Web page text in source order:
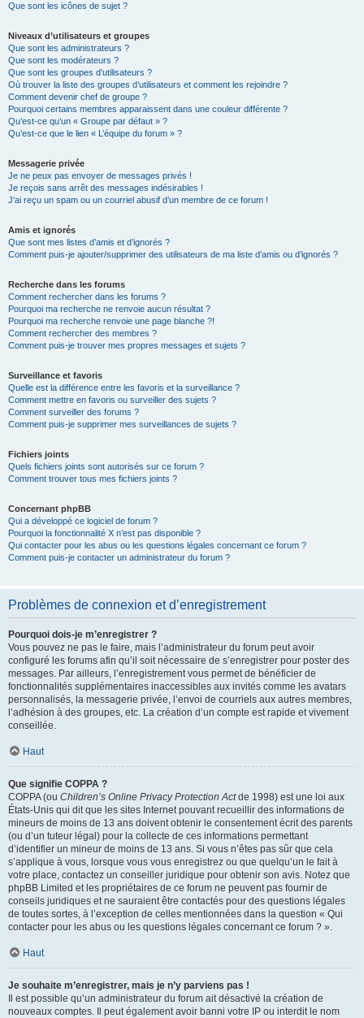
Que sont les icônes de sujet ?
Niveaux d’utilisateurs et groupes
Que sont les administrateurs ?
Que sont les modérateurs ?
Que sont les groupes d’utilisateurs ?
Où trouver la liste des groupes d’utilisateurs et comment les rejoindre ?
Comment devenir chef de groupe ?
Pourquoi certains membres apparaissent dans une couleur différente ?
Qu’est-ce qu’un « Groupe par défaut » ?
Qu’est-ce que le lien « L’équipe du forum » ?
Messagerie privée
Je ne peux pas envoyer de messages privés !
Je reçois sans arrêt des messages indésirables !
J’ai reçu un spam ou un courriel abusif d’un membre de ce forum !
Amis et ignorés
Que sont mes listes d’amis et d’ignorés ?
Comment puis-je ajouter/supprimer des utilisateurs de ma liste d’amis ou d’ignorés ?
Recherche dans les forums
Comment rechercher dans les forums ?
Pourquoi ma recherche ne renvoie aucun résultat ?
Pourquoi ma recherche renvoie une page blanche ?!
Comment rechercher des membres ?
Comment puis-je trouver mes propres messages et sujets ?
Surveillance et favoris
Quelle est la différence entre les favoris et la surveillance ?
Comment mettre en favoris ou surveiller des sujets ?
Comment surveiller des forums ?
Comment puis-je supprimer mes surveillances de sujets ?
Fichiers joints
Quels fichiers joints sont autorisés sur ce forum ?
Comment trouver tous mes fichiers joints ?
Concernant phpBB
Qui a développé ce logiciel de forum ?
Pourquoi la fonctionnalité X n’est pas disponible ?
Qui contacter pour les abus ou les questions légales concernant ce forum ?
Comment puis-je contacter un administrateur du forum ?
Problèmes de connexion et d’enregistrement
Pourquoi dois-je m’enregistrer ?
Vous pouvez ne pas le faire, mais l’administrateur du forum peut avoir
configuré les forums afin qu’il soit nécessaire de s’enregistrer pour poster des
messages. Par ailleurs, l’enregistrement vous permet de bénéficier de
fonctionnalités supplémentaires inaccessibles aux invités comme les avatars
personnalisés, la messagerie privée, l’envoi de courriels aux autres membres,
l’adhésion à des groupes, etc. La création d’un compte est rapide et vivement
conseillée.
Haut
Que signifie COPPA ?
COPPA (ou Children’s Online Privacy Protection Actde 1998) est une loi aux
États-Unis qui dit que les sites Internet pouvant recueillir des informations de
mineurs de moins de 13 ans doivent obtenir le consentement écrit des parents
(ou d’un tuteur légal) pour la collecte de ces informations permettant
d’identifier un mineur de moins de 13 ans. Si vous n’êtes pas sûr que cela
s’applique à vous, lorsque vous vous enregistrez ou que quelqu’un le fait à
votre place, contactez un conseiller juridique pour obtenir son avis. Notez que
phpBB Limited et les propriétaires de ce forum ne peuvent pas fournir de
conseils juridiques et ne sauraient être contactés pour des questions légales
de toutes sortes, à l’exception de celles mentionnées dans la question « Qui
contacter pour les abus ou les questions légales concernant ce forum ? ».
Haut
Je souhaite m’enregistrer, mais je n’y parviens pas !
Il est possible qu’un administrateur du forum ait désactivé la création de
nouveaux comptes. Il peut également avoir banni votre IP ou interdit le nom